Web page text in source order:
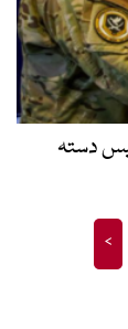
دستہ
>